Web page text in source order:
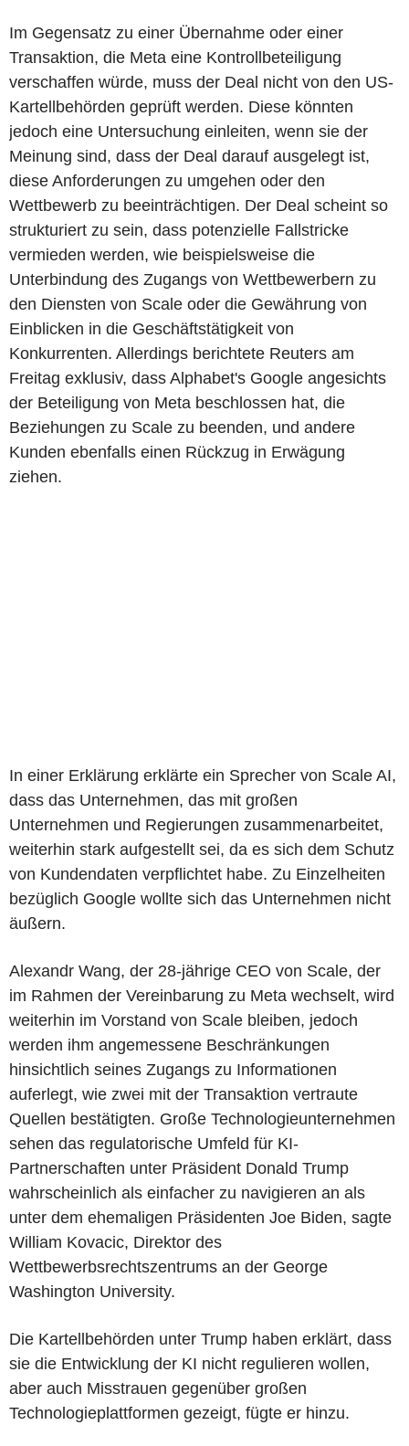
Im Gegensatz zu einer Übernahme oder einer
Transaktion, die Meta eine Kontrollbeteiligung
verschaffen würde, muss der Deal nicht von den US-
Kartellbehörden geprüft werden. Diese könnten
jedoch eine Untersuchung einleiten, wenn sie der
Meinung sind, dass der Deal darauf ausgelegt ist,
diese Anforderungen zu umgehen oder den
Wettbewerb zu beeinträchtigen. Der Deal scheint so
strukturiert zu sein, dass potenzielle Fallstricke
vermieden werden, wie beispielsweise die
Unterbindung des Zugangs von Wettbewerbern zu
den Diensten von Scale oder die Gewährung von
Einblicken in die Geschäftstätigkeit von
Konkurrenten. Allerdings berichtete Reuters am
Freitag exklusiv, dass Alphabet's Google angesichts
der Beteiligung von Meta beschlossen hat, die
Beziehungen zu Scale zu beenden, und andere
Kunden ebenfalls einen Rückzug in Erwägung
ziehen.
In einer Erklärung erklärte ein Sprecher von Scale AI,
dass das Unternehmen, das mit großen
Unternehmen und Regierungen zusammenarbeitet,
weiterhin stark aufgestellt sei, da es sich dem Schutz
von Kundendaten verpflichtet habe. Zu Einzelheiten
bezüglich Google wollte sich das Unternehmen nicht
äußern.
Alexandr Wang, der 28-jährige CEO von Scale, der
im Rahmen der Vereinbarung zu Meta wechselt, wird
weiterhin im Vorstand von Scale bleiben, jedoch
werden ihm angemessene Beschränkungen
hinsichtlich seines Zugangs zu Informationen
auferlegt, wie zwei mit der Transaktion vertraute
Quellen bestätigten. Große Technologieunternehmen
sehen das regulatorische Umfeld für KI-
Partnerschaften unter Präsident Donald Trump
wahrscheinlich als einfacher zu navigieren an als
unter dem ehemaligen Präsidenten Joe Biden, sagte
William Kovacic, Direktor des
Wettbewerbsrechtszentrums an der George
Washington University.
Die Kartellbehörden unter Trump haben erklärt, dass
sie die Entwicklung der KI nicht regulieren wollen,
aber auch Misstrauen gegenüber großen
Technologieplattformen gezeigt, fügte er hinzu.